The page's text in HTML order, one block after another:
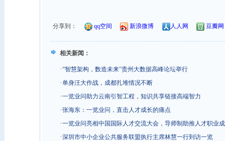
分享到： qq空间 新浪微博 人人网 豆瓣网
相关新闻：
·“智慧架构，数造未来”贵州大数据高峰论坛举行
·单身汪大作战，成都扎堆情况不断
·一览业问助力云南引智工程，知识共享链接高端智力
·张海东：一览业问，直击人才成长的痛点
·一览业问亮相中国国际人才交流大会，导师制助推人才职业
·深圳市中小企业公共服务联盟执行主席林慧一行到访一览